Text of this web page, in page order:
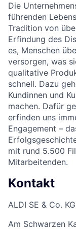
Die
führenden
Tradition von
Erfindung des
es, Menschen
versorgen, was
qualitative
schnell. Dazu
Kundinnen und
machen. Dafür
erfinden uns
Engagement –
mit rund 5.500
Mitarbeitenden.
Kontakt
ALDI SE & Co.
Am Schwarzen